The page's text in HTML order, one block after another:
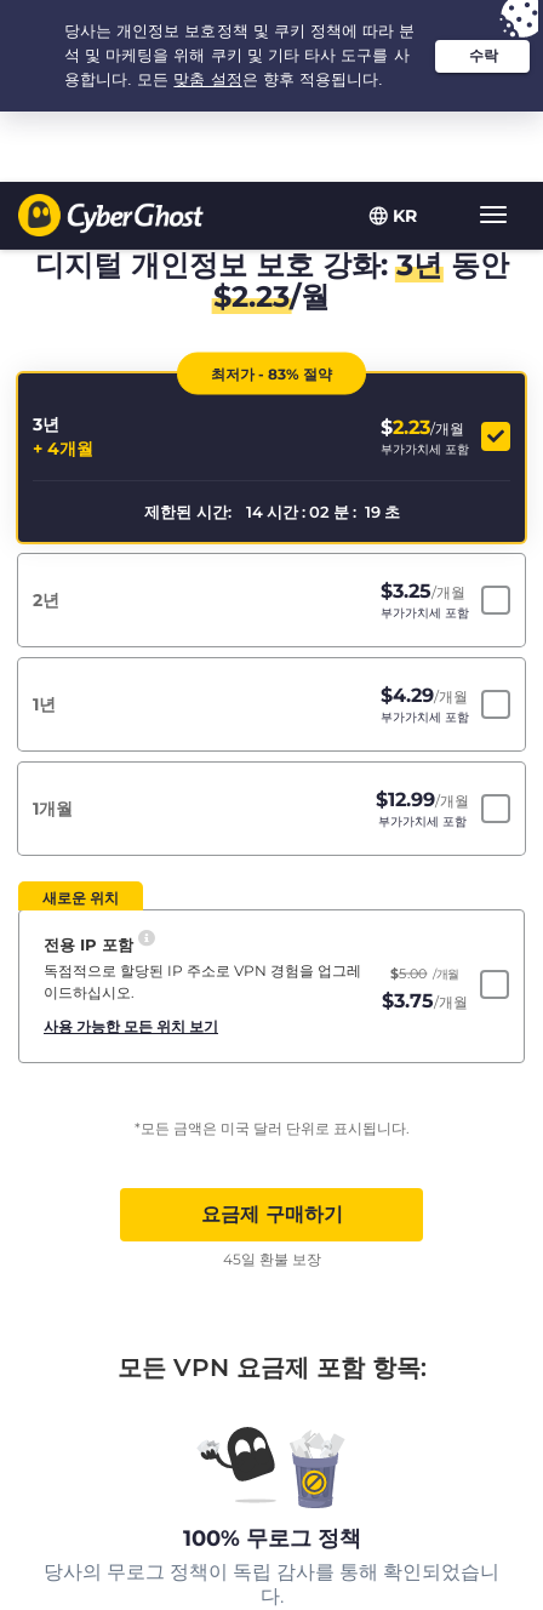
KR
탐
색
토
추천 옵션:최저가 - 3.3333333333333년 $ 2.23 /개월
디지털 개인정보 보호 강화:3년동안
$2.23/월
최저가 - 83% 절약
3년
+ 4개월
$2.23/개월
부가가치세 포함
제한된 시간: 14 시간 : 02 분 : 19 초
2년 $3.25/개월
부가가치세 포함
1년 $4.29/개월
부가가치세 포함
1개월 $12.99/개월
부가가치세 포함
새로운 위치
전용 IP 포함
독점적으로 할당된 IP 주소로 VPN 경험을 업그레
이드하십시오.
사용 가능한 모든 위치 보기
$5.00 /개월
$3.75/개월
*모든 금액은 미국 달러 단위로 표시됩니다.
요금제 구매하기
45일 환불 보장
모든 VPN 요금제 포함 항목:
100% 무로그 정책
당사의 무로그 정책이 독립 감사를 통해 확인되었습니
다.